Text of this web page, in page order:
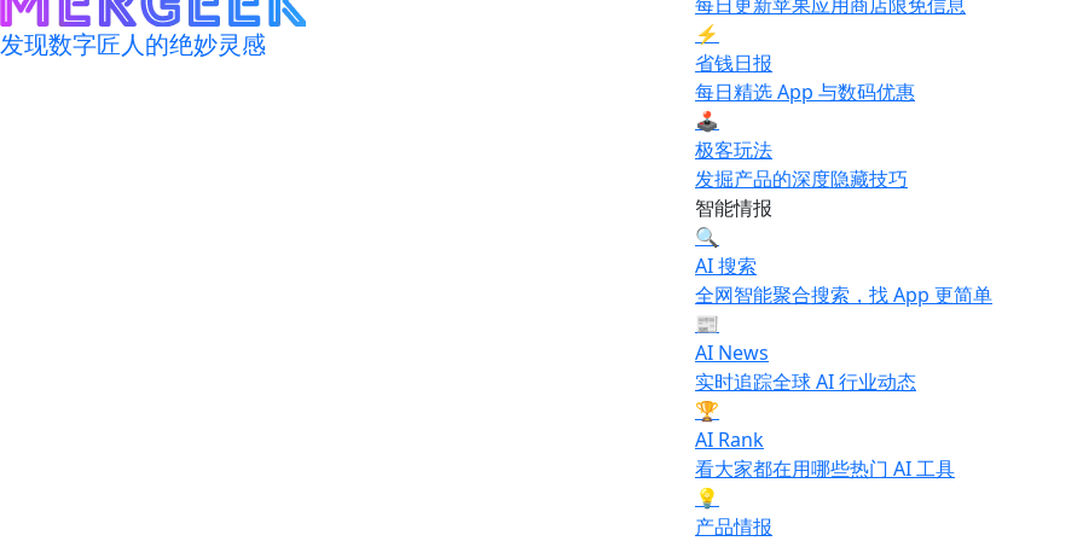
发现数字匠人的绝妙灵感
⚡
省钱日报
每日精选 App 与数码优惠
🕹️
极客玩法
发掘产品的深度隐藏技巧
智能情报
🔍
AI 搜索
全网智能聚合搜索，找 App 更简单
📰
AI News
实时追踪全球 AI 行业动态
🏆
AI Rank
看大家都在用哪些热门 AI 工具
💡
产品情报